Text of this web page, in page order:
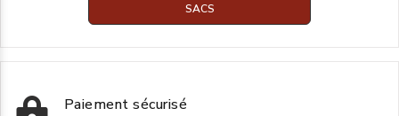
SACS
Paiement sécurisé